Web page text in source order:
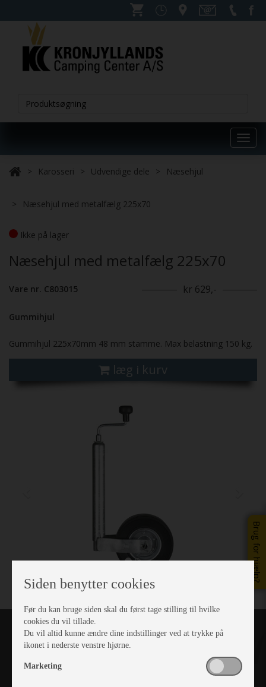
Brug for hjælp?
Karosseri Udvendige dele Næsehjul
Næsehjul med metalfælg 225x70
Ikke på lager
Næsehjul med metalfælg 225x70
Vare nr. C803015 kr 629,-
Gummihjul
Gummihjul 225x70mm 48 mm stamme. Max belastning 150 kg.
læg i kurv
Siden benytter cookies
Før du kan bruge siden skal du først tage stilling til hvilke
cookies du vil tillade.
Du vil altid kunne ændre dine indstillinger ved at trykke på
ikonet i nederste venstre hjørne.
Marketing